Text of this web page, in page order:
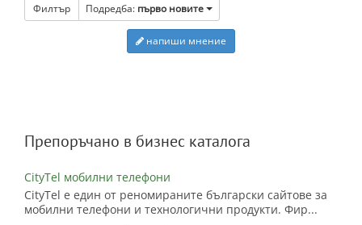
Филтър Подредба: първо новите
напиши мнение
Препоръчано в бизнес каталога
CityTel мобилни телефони
CityTel е един от реномираните български сайтове за
мобилни телефони и технологични продукти. Фир...